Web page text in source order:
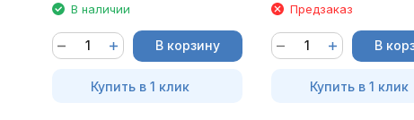
В наличии
В корзину
Купить в 1 клик
Предзаказ
В
Купить в 1 клик